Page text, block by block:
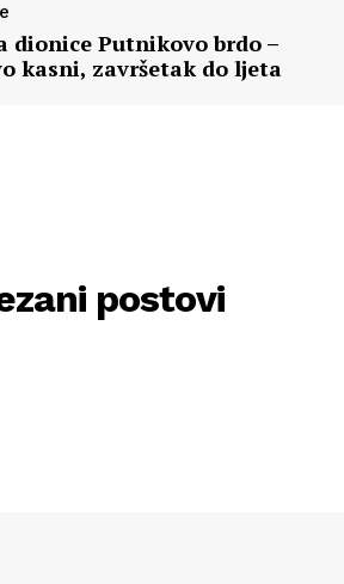
dionice Putnikovo brdo –
kasni, završetak do ljeta
postovi